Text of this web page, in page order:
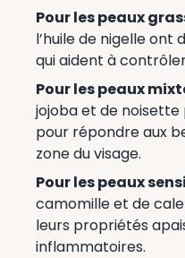
Pour les peaux
l’huile de nigelle
qui aident à
Pour les peaux
jojoba et de
pour répondre aux
zone du visage.
Pour les peaux
camomille et de
leurs propriétés
inflammatoires.